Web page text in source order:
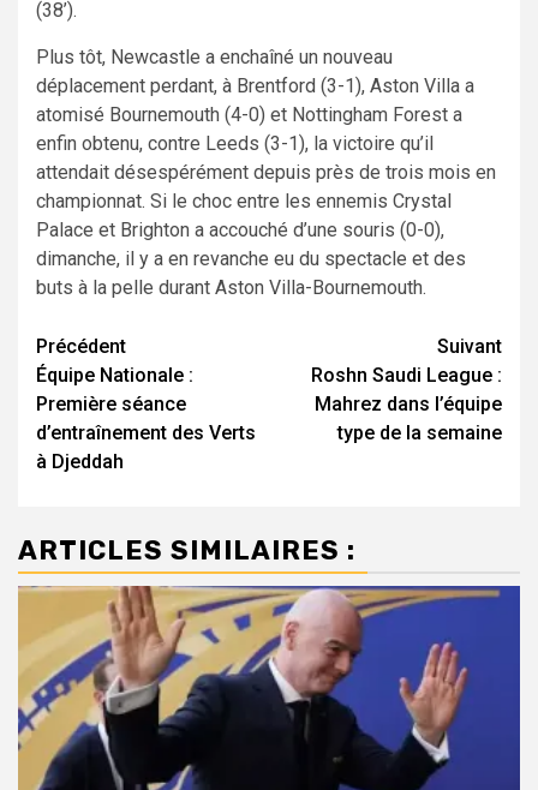
(38’).
Plus tôt, Newcastle a enchaîné un nouveau
déplacement perdant, à Brentford (3-1), Aston Villa a
atomisé Bournemouth (4-0) et Nottingham Forest a
enfin obtenu, contre Leeds (3-1), la victoire qu’il
attendait désespérément depuis près de trois mois en
championnat. Si le choc entre les ennemis Crystal
Palace et Brighton a accouché d’une souris (0-0),
dimanche, il y a en revanche eu du spectacle et des
buts à la pelle durant Aston Villa-Bournemouth.
Navigation
d’article
Précédent
Équipe Nationale :
Première séance
d’entraînement des Verts
à Djeddah
Suivant
Roshn Saudi League :
Mahrez dans l’équipe
type de la semaine
ARTICLES SIMILAIRES :